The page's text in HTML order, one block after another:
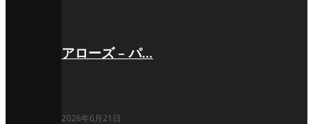
アローズ – パ…
2026年6月21日